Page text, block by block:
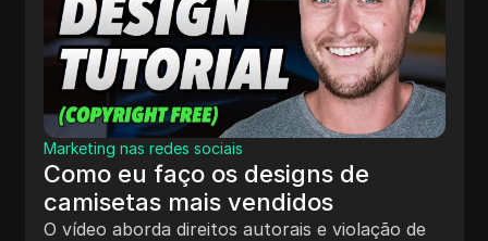
Marketing nas redes sociais
Como eu faço os designs de
camisetas mais vendidos
O vídeo aborda direitos autorais e violação de